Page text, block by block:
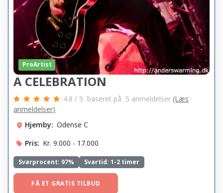
ProArtist
A CELEBRATION
4.8 / 5 baseret på 5 anmeldelser (Læs
anmeldelser)
Hjemby: Odense C
Pris: Kr. 9.000 - 17.000
Svarprocent: 97% Svartid: 1-2 timer
FÅ ET GRATIS TILBUD